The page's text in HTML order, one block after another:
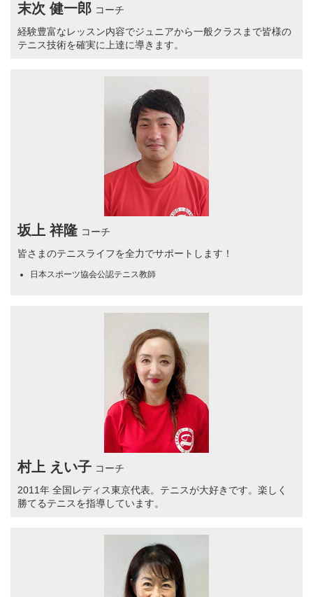
末次 健一郎 コーチ
経験豊富なレッスン内容でジュニアから一般クラスまで皆様の
テニス技術を確実に上達に導きます。
坂上 祥隆 コーチ
皆さまのテニスライフを全力でサポートします！
日本スポーツ協会公認テニス教師
村上 えい子 コーチ
2011年 全国レディス東京代表。テニスが大好きです。楽しく
勝てるテニスを指導しています。